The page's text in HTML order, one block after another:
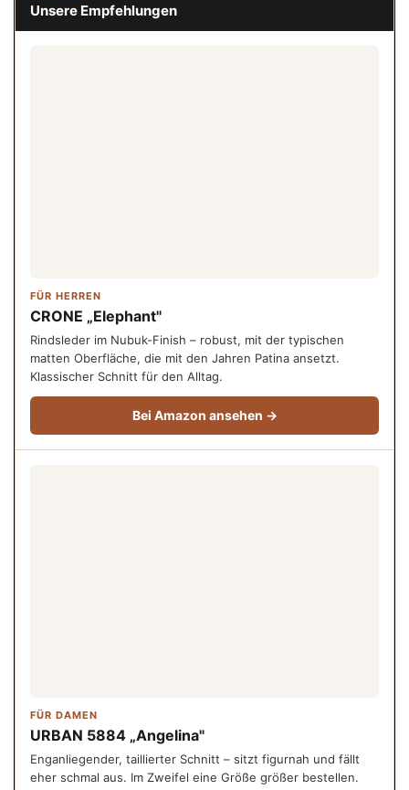
Unsere Empfehlungen
FÜR HERREN
CRONE „Elephant"
Rindsleder im Nubuk-Finish – robust, mit der typischen
matten Oberfläche, die mit den Jahren Patina ansetzt.
Klassischer Schnitt für den Alltag.
Bei Amazon ansehen →
FÜR DAMEN
URBAN 5884 „Angelina"
Enganliegender, taillierter Schnitt – sitzt figurnah und fällt
eher schmal aus. Im Zweifel eine Größe größer bestellen.